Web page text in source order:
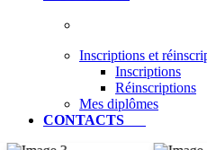
Inscriptions et
Inscriptions
Réinscriptions
Mes diplômes
CONTACTS